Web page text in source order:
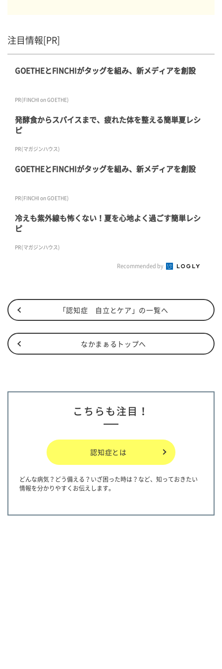
注目情報[PR]
GOETHEとFINCHIがタッグを組み、新メディアを創設
PR(FINCHI on GOETHE)
発酵食からスパイスまで、疲れた体を整える簡単夏レシ
ピ
PR(マガジンハウス)
GOETHEとFINCHIがタッグを組み、新メディアを創設
PR(FINCHI on GOETHE)
冷えも紫外線も怖くない！夏を心地よく過ごす簡単レシ
ピ
PR(マガジンハウス)
Recommended by
「認知症 自立とケア」の一覧へ
なかまぁるトップへ
こちらも注目！
認知症とは
どんな病気？どう備える？いざ困った時は？など、知っておきたい
情報を分かりやすくお伝えします。